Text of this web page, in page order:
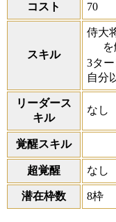
コスト 70
スキル
侍大
3タ
自分
リーダース
キル
なし
覚醒スキル
超覚醒 なし
潜在枠数 8枠